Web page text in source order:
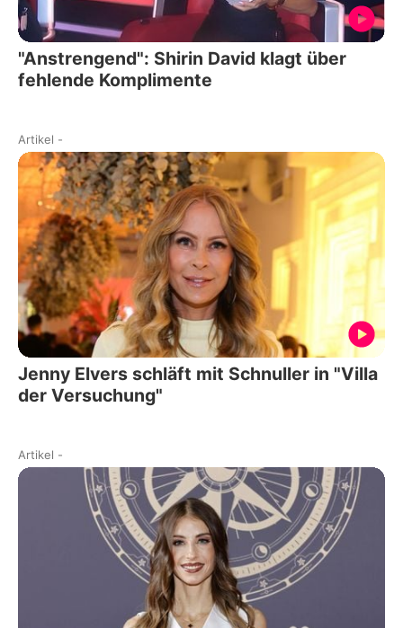
"Anstrengend": Shirin David klagt über
fehlende Komplimente
Artikel -
Jenny Elvers schläft mit Schnuller in "Villa
der Versuchung"
Artikel -